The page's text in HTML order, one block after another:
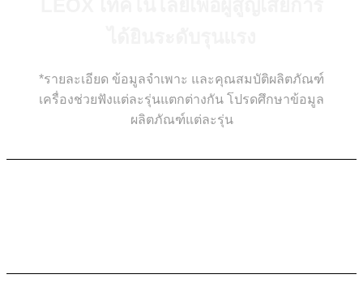
*รายละเอียด ข้อมูลจำเพาะ และคุณสมบัติผลิตภัณฑ์
เครื่องช่วยฟังแต่ละรุ่นแตกต่างกัน โปรดศึกษาข้อมูล
ผลิตภัณฑ์แต่ละรุ่น